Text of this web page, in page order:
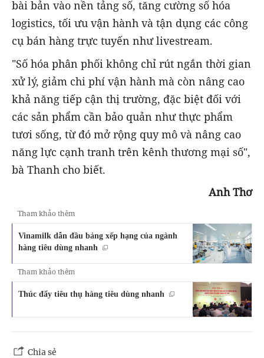
bài bản vào nền tảng số, tăng cường số hóa
logistics, tối ưu vận hành và tận dụng các công
cụ bán hàng trực tuyến như livestream.
"Số hóa phân phối không chỉ rút ngắn thời gian
xử lý, giảm chi phí vận hành mà còn nâng cao
khả năng tiếp cận thị trường, đặc biệt đối với
các sản phẩm cần bảo quản như thực phẩm
tươi sống, từ đó mở rộng quy mô và nâng cao
năng lực cạnh tranh trên kênh thương mại số",
bà Thanh cho biết.
Anh Thơ
Tham khảo thêm
Vinamilk dẫn đầu bảng xếp hạng của ngành
hàng tiêu dùng nhanh
Tham khảo thêm
Thúc đẩy tiêu thụ hàng tiêu dùng nhanh
Chia sẻ